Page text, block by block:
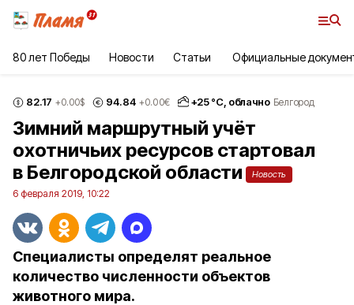
80 лет Победы Новости Статьи Официальные
82.17 +0.00$ 94.84 +0.00€ +25°С, облачно Белгород
Зимний маршрутный учёт
охотничьих ресурсов стартовал
в Белгородской области
Новость
6 февраля 2019, 10:22
Специалисты определят реальное
количество численности объектов
животного мира.